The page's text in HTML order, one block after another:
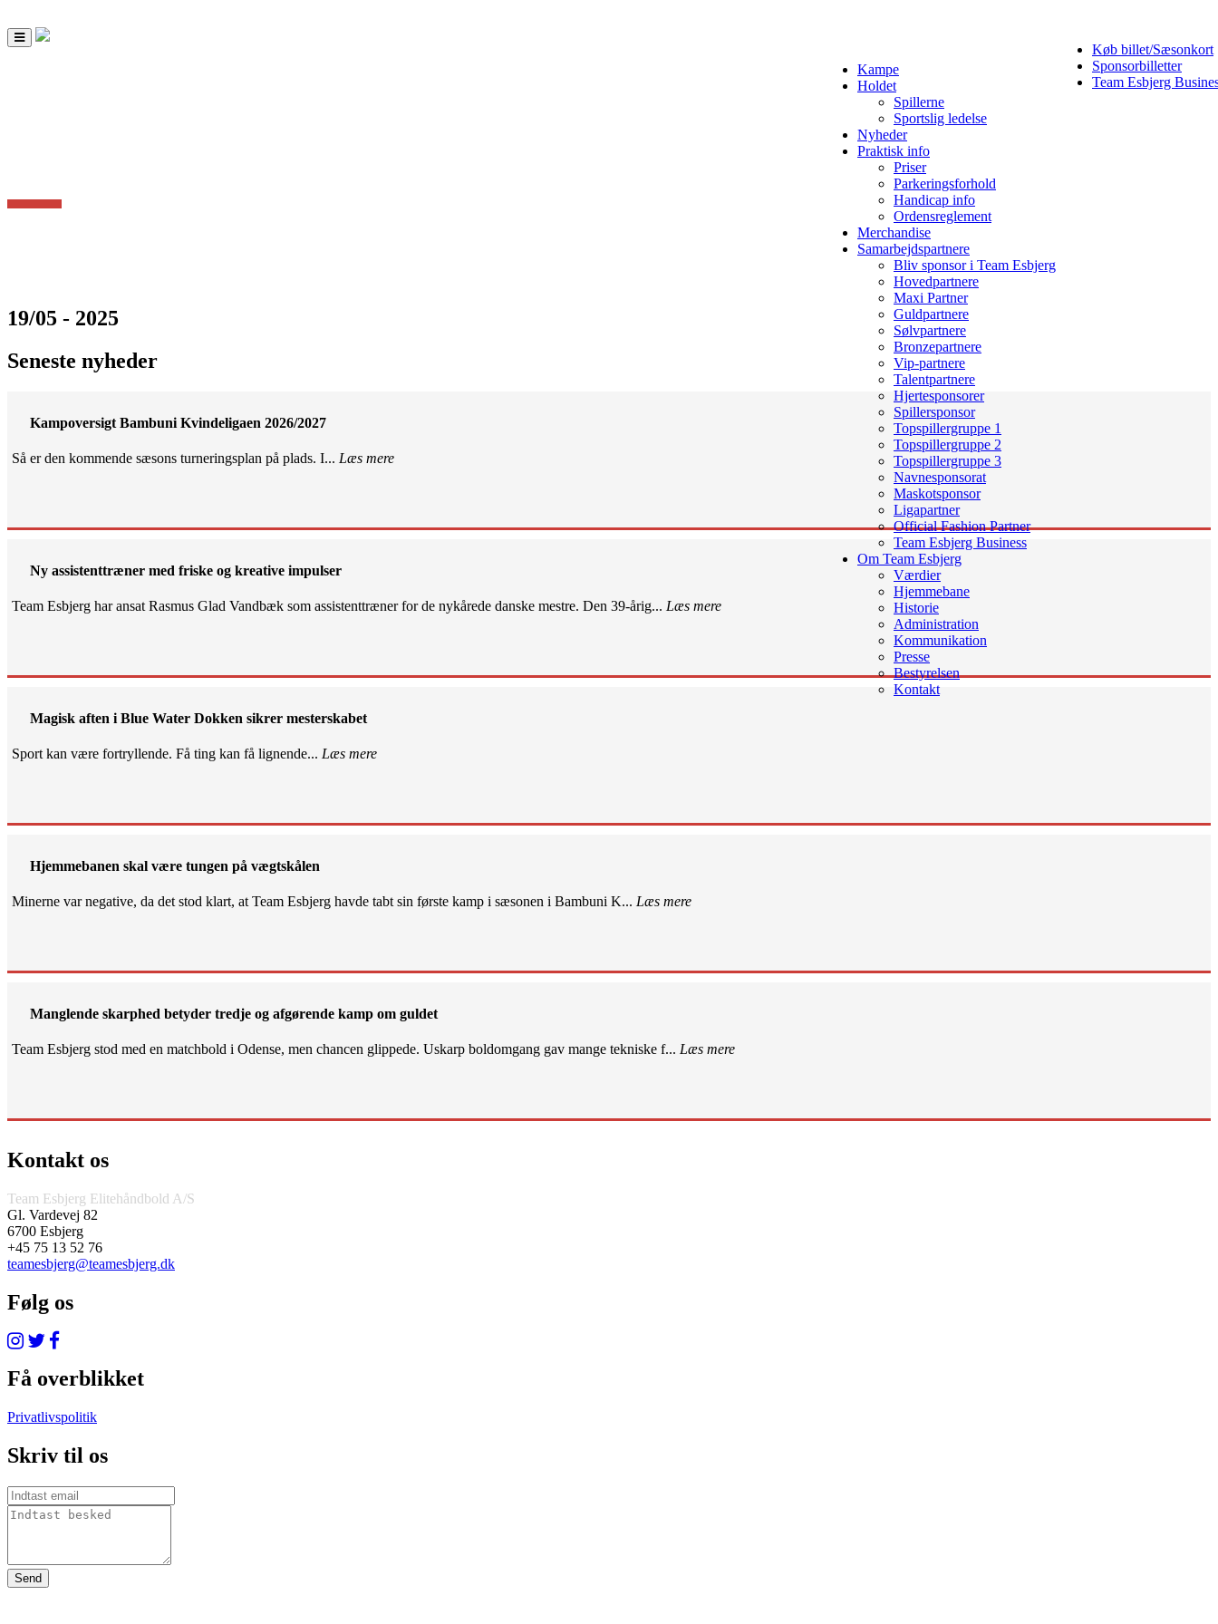
Køb billet/Sæsonkort
Sponsorbilletter
Team Esbjerg
Toggle
navigation
Kampe
Holdet
Spillerne
Sportslig ledelse
Nyheder
Praktisk info
Priser
Parkeringsforhold
Handicap info
Ordensreglement
Merchandise
Samarbejdspartnere
Bliv sponsor i Team Esbjerg
Hovedpartnere
Maxi Partner
Guldpartnere
Sølvpartnere
Bronzepartnere
Vip-partnere
Talentpartnere
Hjertesponsorer
Spillersponsor
Topspillergruppe 1
Topspillergruppe 2
Topspillergruppe 3
Navnesponsorat
Maskotsponsor
Ligapartner
Official Fashion Partner
Team Esbjerg Business
Om Team Esbjerg
Værdier
Hjemmebane
Historie
Administration
Kommunikation
Presse
Bestyrelsen
Kontakt
19/05 - 2025
Seneste nyheder
Kampoversigt Bambuni Kvindeligaen 2026/2027
Så er den kommende sæsons turneringsplan på plads. I... Læs mere
Ny assistenttræner med friske og kreative impulser
Team Esbjerg har ansat Rasmus Glad Vandbæk som assistenttræner for de nykårede danske mestre. Den 39-årig... Læs mere
Magisk aften i Blue Water Dokken sikrer mesterskabet
Sport kan være fortryllende. Få ting kan få lignende... Læs mere
Hjemmebanen skal være tungen på vægtskålen
Minerne var negative, da det stod klart, at Team Esbjerg havde tabt sin første kamp i sæsonen i Bambuni K... Læs mere
Manglende skarphed betyder tredje og afgørende kamp om guldet
Team Esbjerg stod med en matchbold i Odense, men chancen glippede. Uskarp boldomgang gav mange tekniske f... Læs mere
Kontakt os
Team Esbjerg Elitehåndbold A/S
Gl. Vardevej 82
6700 Esbjerg
+45 75 13 52 76
teamesbjerg@teamesbjerg.dk
Følg os
Få overblikket
Privatlivspolitik
Skriv til os